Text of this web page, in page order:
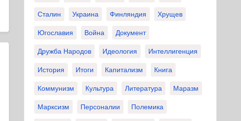
Сталин Украина Финляндия Хрущев
Югославия Война Документ
Дружба Народов Идеология Интеллигенция
История Итоги Капитализм Книга
Коммунизм Культура Литература Маразм
Марксизм Персоналии Полемика